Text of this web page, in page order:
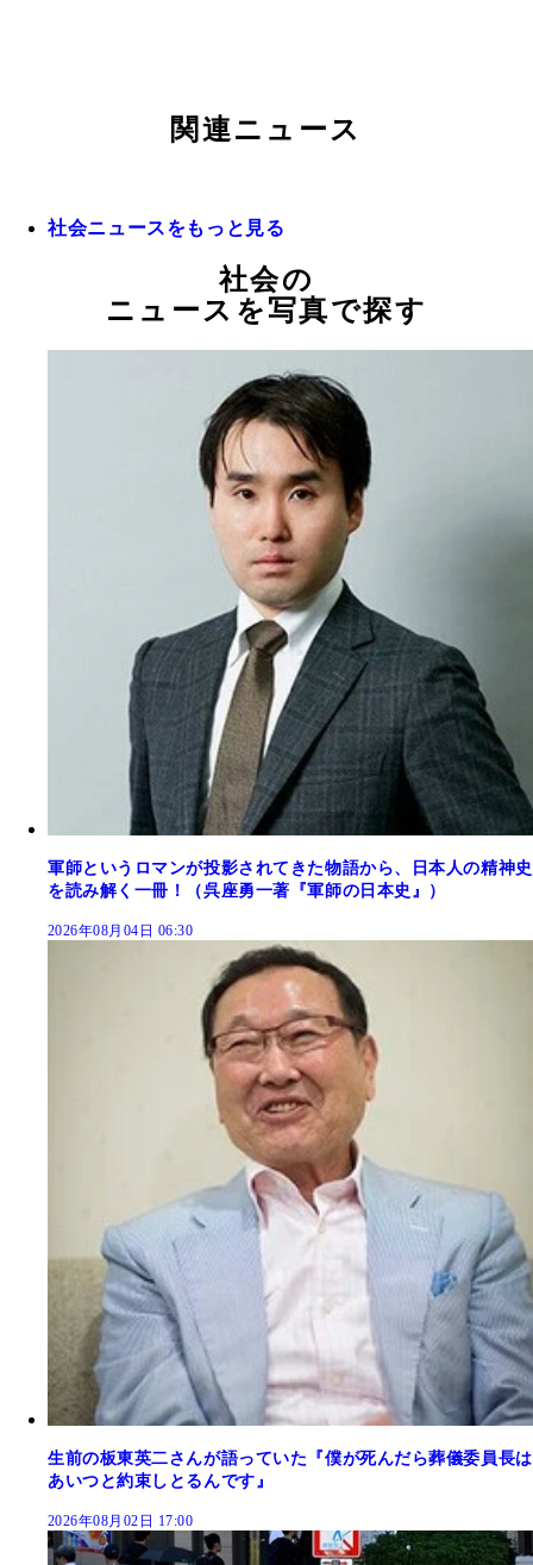
関連ニュース
社会ニュースをもっと見る
社会の
ニュースを写真で探す
軍師というロマンが投影されてきた物語から、日本人の精神史
を読み解く一冊！（呉座勇一著『軍師の日本史』）
2026年08月04日 06:30
生前の板東英二さんが語っていた『僕が死んだら葬儀委員長は
あいつと約束しとるんです』
2026年08月02日 17:00